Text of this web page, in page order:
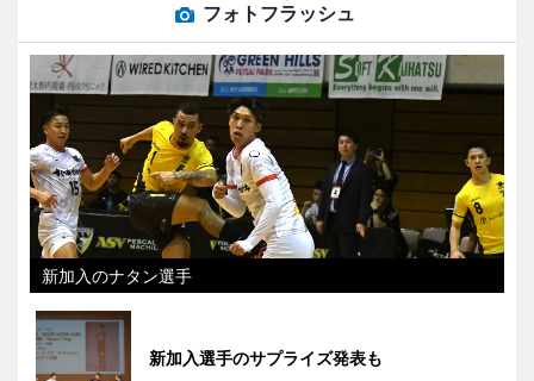
フォトフラッシュ
新加入のナタン選手
新加入選手のサプライズ発表も